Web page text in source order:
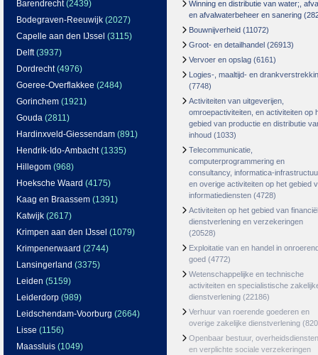
Barendrecht(2439)
Bodegraven-Reeuwijk (2027)
Capelle aan den IJssel (3115)
Delft(3937)
Dordrecht(4976)
Goeree-Overflakkee (2484)
Gorinchem (1921)
Gouda (2811)
Hardinxveld-Giessendam (891)
Hendrik-Ido-Ambacht(1335)
Hillegom (968)
Hoeksche Waard (4175)
Kaag en Braassem (1391)
Katwijk (2617)
Krimpen aan den IJssel (1079)
Krimpenerwaard (2744)
Lansingerland (3375)
Leiden (5159)
Leiderdorp (989)
Leidschendam-Voorburg (2664)
Lisse (1156)
Maassluis (1049)
Winning en distributie van water;,
en afvalwaterbeheer en sanering
Bouwnijverheid (11072)
Groot- en detailhandel (26913)
Vervoer en opslag (6161)
Logies-, maaltijd- en
(7748)
Activiteiten van uitgeverijen,
omroepactiviteiten, en activiteiten op
gebied van productie en distributie
inhoud (1033)
Telecommunicatie,
computerprogrammering en
consultancy, informatica-
en overige activiteiten op het gebied
informatiediensten (4728)
Activiteiten op het gebied van
dienstverlening en verzekeringen
(20528)
Exploitatie van en handel in
goed (4772)
Wetenschappelijke en technische
activiteiten en specialistische
dienstverlening (22186)
Verhuur van roerende goederen en
overige zakelijke dienstverlening
Openbaar bestuur, overheidsdiensten
en verplichte sociale verzekeringen